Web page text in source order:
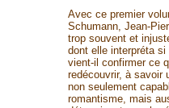
Avec ce premier
Schumann, Jean-
trop souvent et
dont elle interpréta
vient-il confirmer ce
redécouvrir, à savoir
non seulement
romantisme, mais